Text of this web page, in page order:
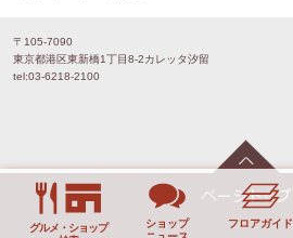
〒105-7090
東京都港区東新橋1丁目8-2カレッタ汐留
tel:03-6218-2100
グルメ・ショップ
ショップ
フロアガイド